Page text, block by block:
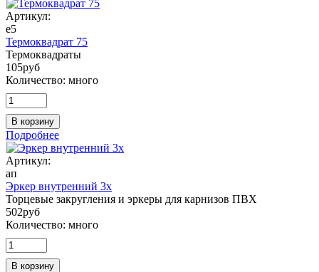
Артикул:
е5
Термоквадрат 75
Термоквадраты
105руб
Количество: много
В корзину
Подробнее
Артикул:
ап
Эркер внутренний 3х
Торцевые закругления и эркеры для карнизов ПВХ
502руб
Количество: много
В корзину